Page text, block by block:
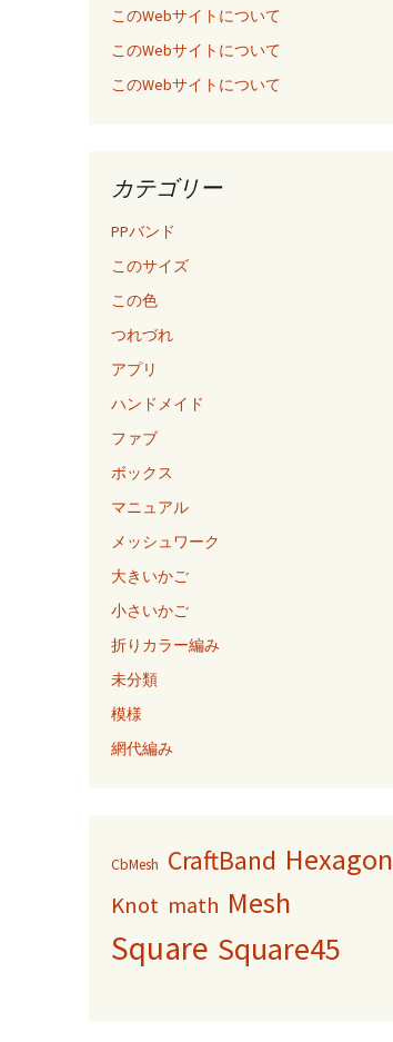
このWebサイトについて
このWebサイトについて
このWebサイトについて
カテゴリー
PPバンド
このサイズ
この色
つれづれ
アプリ
ハンドメイド
ファブ
ボックス
マニュアル
メッシュワーク
大きいかご
小さいかご
折りカラー編み
未分類
模様
網代編み
CbMesh CraftBand Hexagon
Knot math Mesh
Square Square45